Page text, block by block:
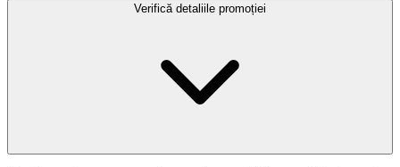
Verifică detaliile promoției